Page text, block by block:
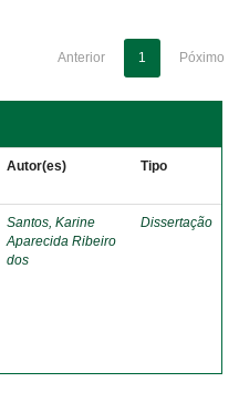
Anterior 1 Póximo
Autor(es) Tipo
Santos, Karine
Aparecida Ribeiro
dos
Dissertação